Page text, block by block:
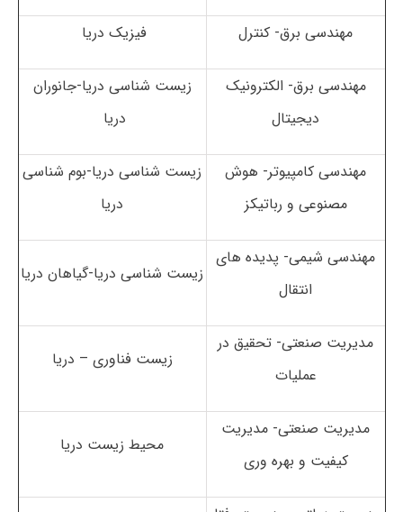
مهندسی برق- کنترل فیزیک دریا
مهندسی برق- الکترونیک
دیجیتال
زیست شناسی دریا-جانوران
دریا
مهندسی کامپیوتر- هوش
مصنوعی و رباتیکز
زیست شناسی دریا-بوم شناسی
دریا
مهندسی شیمی- پدیده های
انتقال
زیست شناسی دریا-گیاهان دریا
مدیریت صنعتی- تحقیق در
عملیات
زیست فناوری – دریا
مدیریت صنعتی- مدیریت
کیفیت و بهره وری
محیط زیست دریا